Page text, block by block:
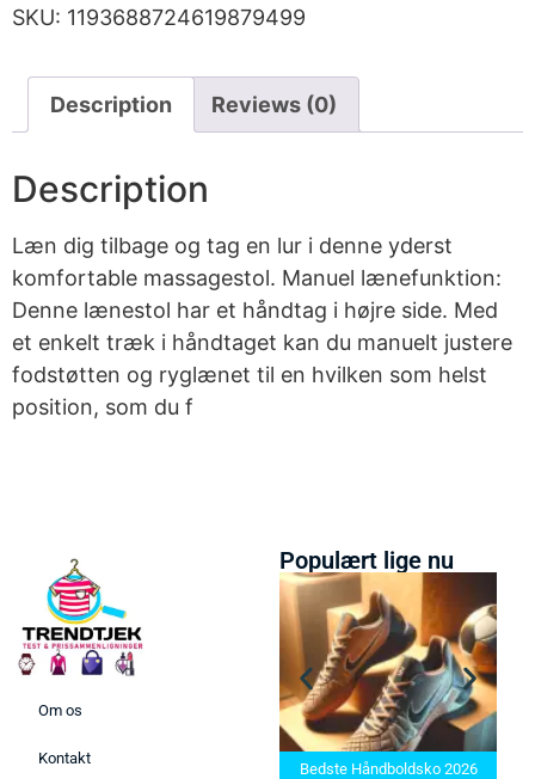
SKU: 1193688724619879499
Description Reviews (0)
Description
Læn dig tilbage og tag en lur i denne yderst
komfortable massagestol. Manuel lænefunktion:
Denne lænestol har et håndtag i højre side. Med
et enkelt træk i håndtaget kan du manuelt justere
fodstøtten og ryglænet til en hvilken som helst
position, som du f
Om os
Kontakt
Populært lige nu
Bedste Saunatæppe 2025 –
Find de bedste produkter her!
Bedste Håndboldsko 2026